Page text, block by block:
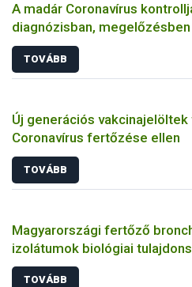
A madár Coronavírus
diagnózisban,
TOVÁBB
Új generációs
Coronavírus fertőzése ellen
TOVÁBB
Magyarországi fertőző
izolátumok biológiai
állatkísérletes és molekuláris
TOVÁBB